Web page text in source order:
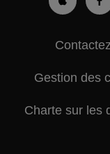
Gestion des
Charte sur les